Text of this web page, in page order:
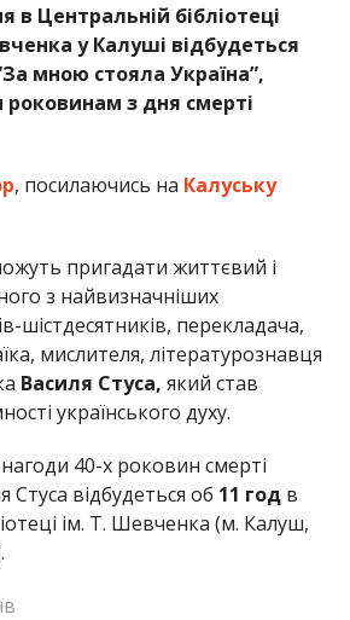
в Центральній бібліотеці
у Калуші відбудеться
мною стояла Україна”,
з дня смерті
, посилаючись на Калуську
пригадати життєвий і
з найвизначніших
шістдесятників, перекладача,
мислителя, літературознавця
Василя Стуса, який став
українського духу.
40-х роковин смерті
Стуса відбудеться об 11 годв
ім. Т. Шевченка (м. Калуш,